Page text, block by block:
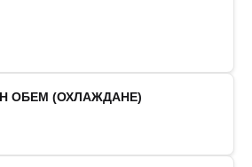
ОБЕМ (ОХЛАЖДАНЕ)